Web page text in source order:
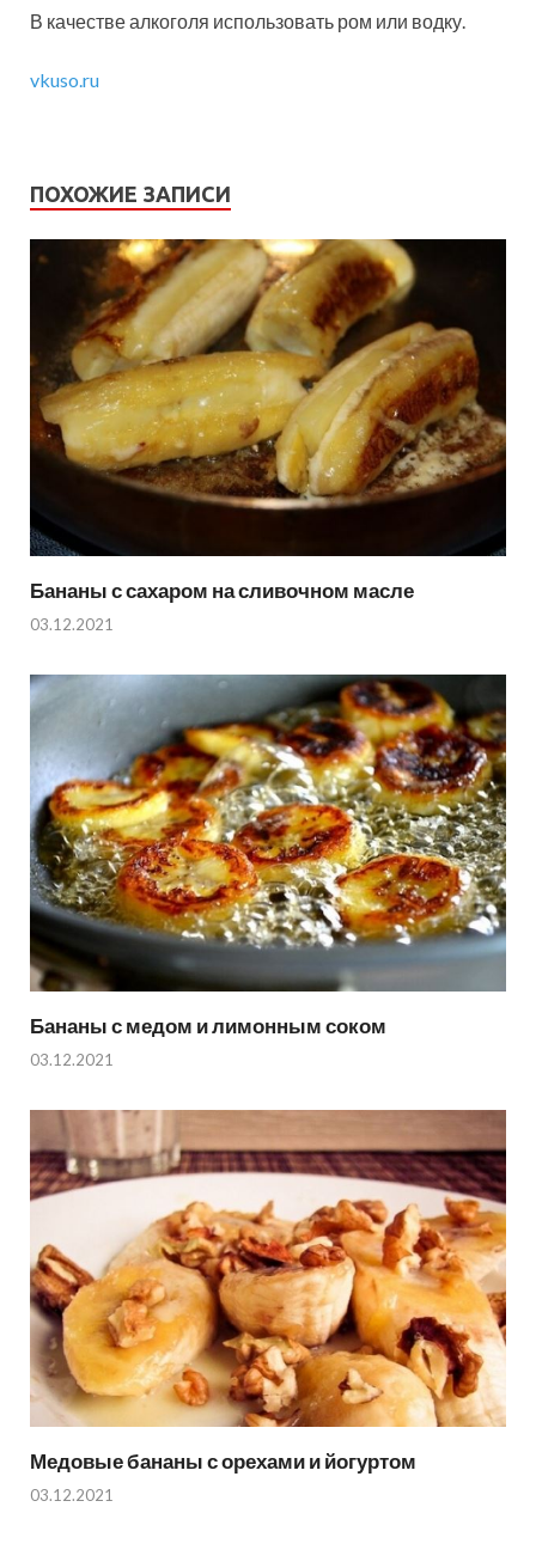
В качестве алкоголя использовать ром или водку.
vkuso.ru
ПОХОЖИЕ ЗАПИСИ
Бананы с сахаром на сливочном масле
03.12.2021
Бананы с медом и лимонным соком
03.12.2021
Медовые бананы с орехами и йогуртом
03.12.2021